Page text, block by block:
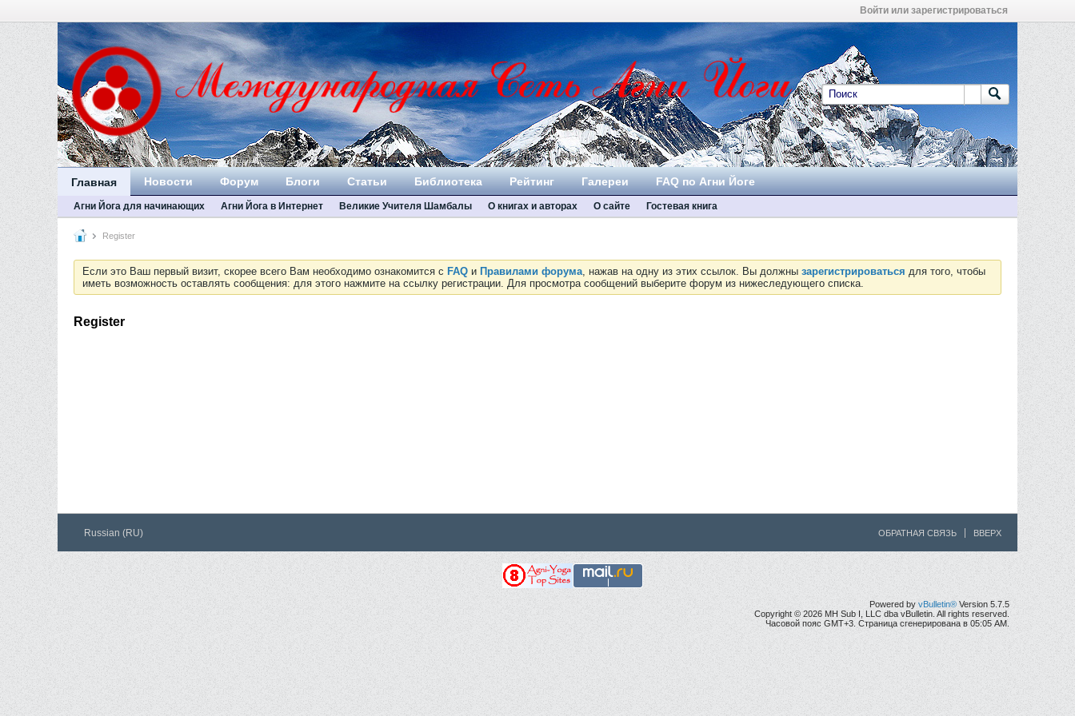
Войти или зарегистрироваться
Главная Новости Форум Блоги Статьи Библиотека Рейтинг Галереи FAQ по Агни Йоге
Агни Йога для начинающих Агни Йога в Интернет Великие Учителя Шамбалы О книгах и авторах О сайте Гостевая книга
Register
Если это Ваш первый визит, скорее всего Вам необходимо ознакомится с FAQ и Правилами форума, нажав на одну из этих ссылок. Вы должны зарегистрироваться для того, чтобы
иметь возможность оставлять сообщения: для этого нажмите на ссылку регистрации. Для просмотра сообщений выберите форум из нижеследующего списка.
Register
Russian (RU) ОБРАТНАЯ СВЯЗЬ ВВЕРХ
Powered by vBulletin® Version 5.7.5
Copyright © 2026 MH Sub I, LLC dba vBulletin. All rights reserved.
Часовой пояс GMT+3. Страница сгенерирована в 05:05 AM.